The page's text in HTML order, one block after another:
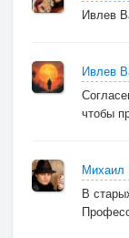
Теперь
Ивлев
Ивлев
чтобы
Михаил
В